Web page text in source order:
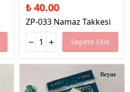
₺ 40.00
ZP-033 Namaz Takkesi
Sepete Ekle